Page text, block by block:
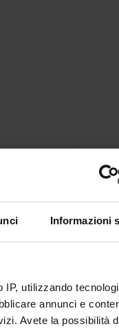
Informazioni
utilizzando
annunci e
Avete la possibilità